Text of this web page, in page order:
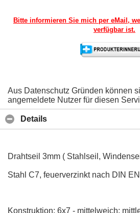
Bitte informieren Sie mich per eMail,
verfügbar ist.
Aus Datenschutz Gründen können
angemeldete Nutzer für diesen
Details
Drahtseil 3mm ( Stahlseil,
Stahl C7, feuerverzinkt nach DIN
Konstruktion: 6x7 - mittelweich: